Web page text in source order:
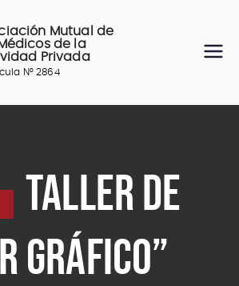
Mutual de
de la
Privada
N° 2864
TALLER DE
GRÁFICO”